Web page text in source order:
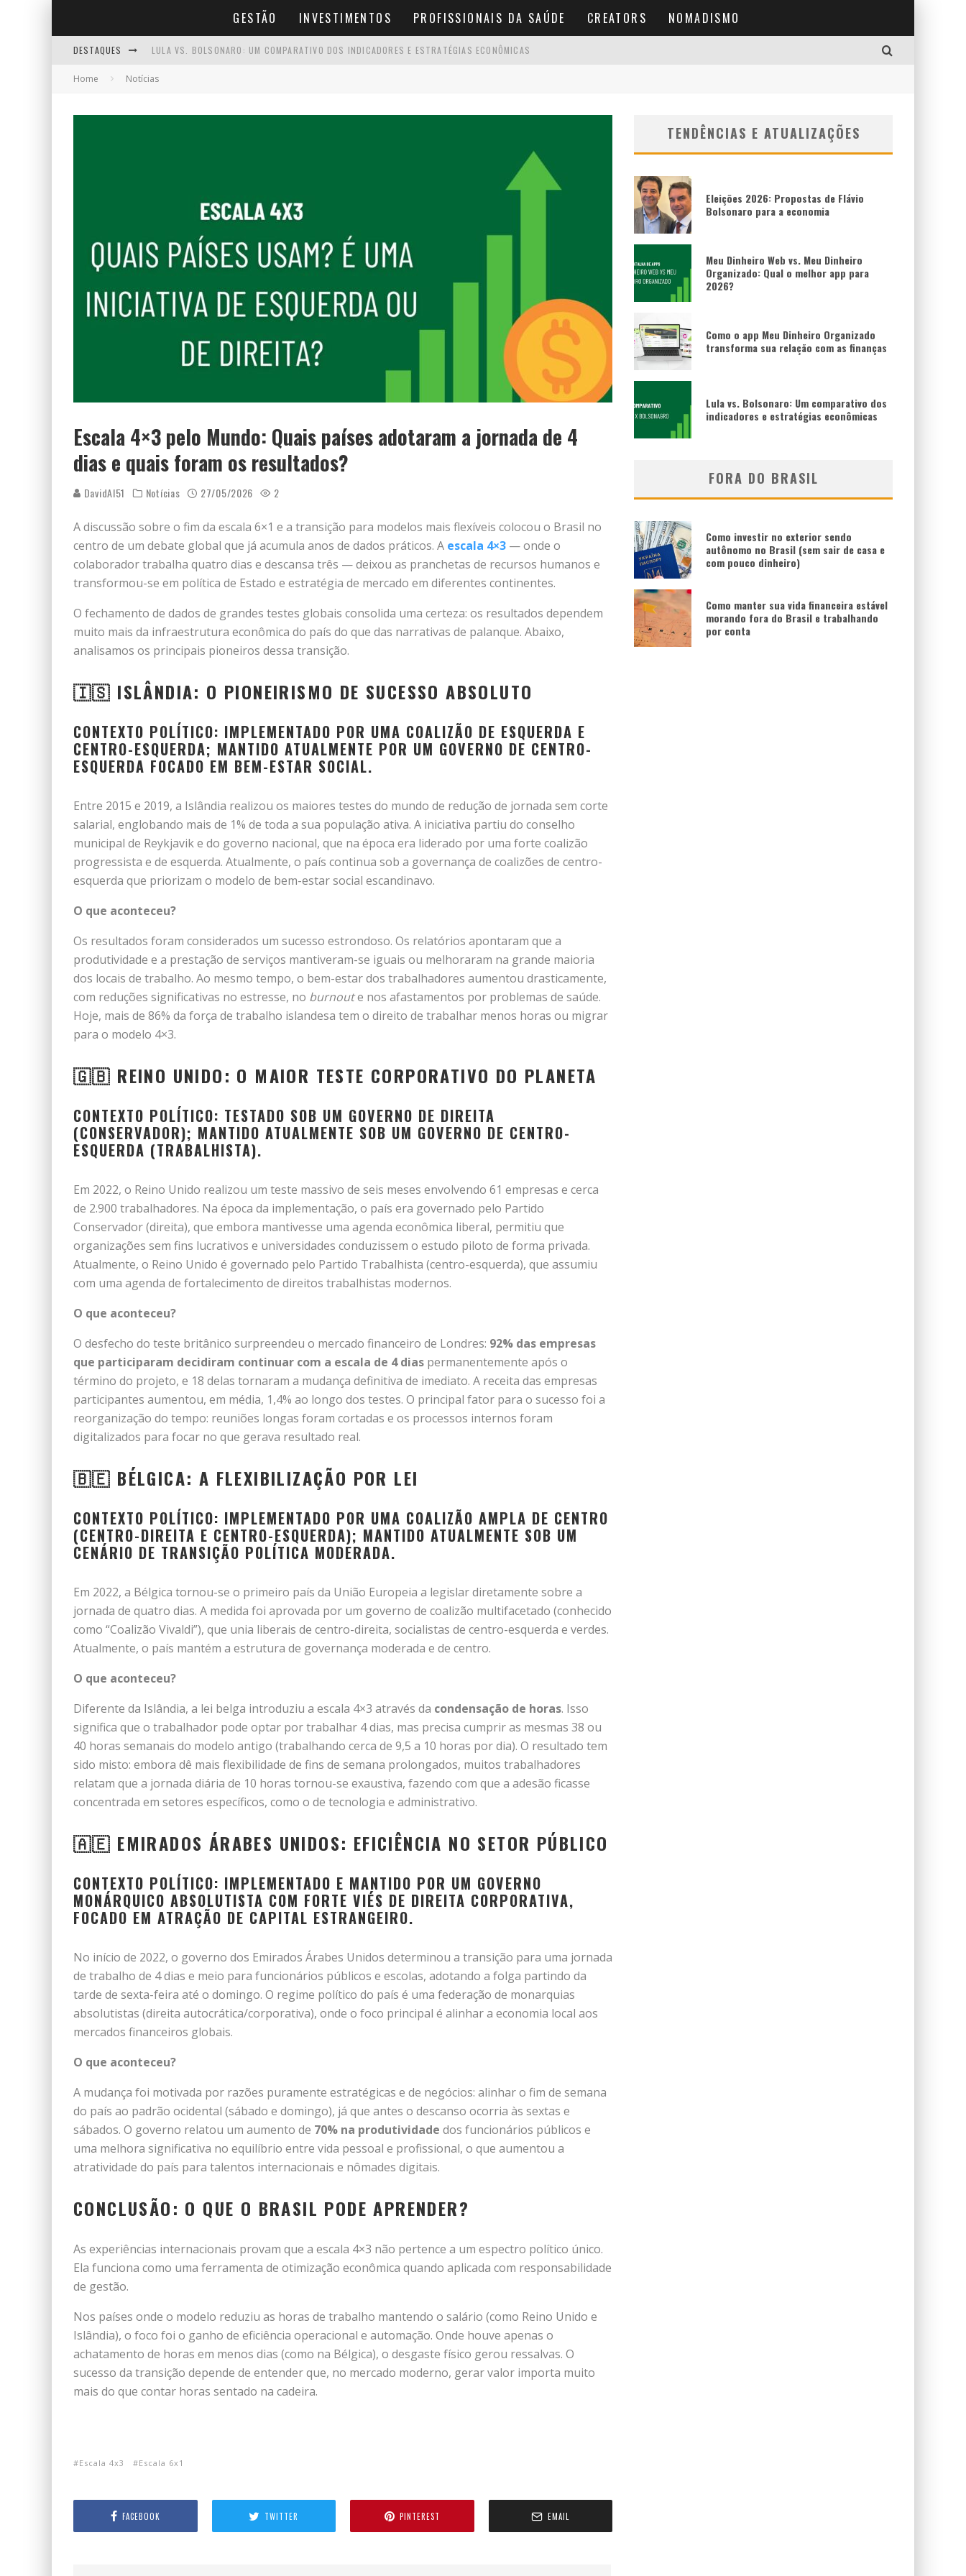
GESTÃO INVESTIMENTOS PROFISSIONAIS DA SAÚDE CREATORS NOMADISMO
DESTAQUES LULA VS. BOLSONARO: UM COMPARATIVO DOS INDICADORES E ESTRATÉGIAS ECONÔMICAS
MEI QUE FATURA MAIS DE R$ 81 MIL: O QUE ACONTECE E COMO RESOLVER SEM MULTA
Home Notícias
Escala 4×3 pelo Mundo: Quais países adotaram a jornada de 4
dias e quais foram os resultados?
DavidAI51 Notícias 27/05/2026 2
A discussão sobre o fim da escala 6×1 e a transição para modelos mais flexíveis colocou o Brasil no
centro de um debate global que já acumula anos de dados práticos. A escala 4×3 — onde o
colaborador trabalha quatro dias e descansa três — deixou as pranchetas de recursos humanos e
transformou-se em política de Estado e estratégia de mercado em diferentes continentes.
O fechamento de dados de grandes testes globais consolida uma certeza: os resultados dependem
muito mais da infraestrutura econômica do país do que das narrativas de palanque. Abaixo,
analisamos os principais pioneiros dessa transição.
🇮🇸 ISLÂNDIA: O PIONEIRISMO DE SUCESSO ABSOLUTO
CONTEXTO POLÍTICO: IMPLEMENTADO POR UMA COALIZÃO DE ESQUERDA E
CENTRO-ESQUERDA; MANTIDO ATUALMENTE POR UM GOVERNO DE CENTRO-
ESQUERDA FOCADO EM BEM-ESTAR SOCIAL.
Entre 2015 e 2019, a Islândia realizou os maiores testes do mundo de redução de jornada sem corte
salarial, englobando mais de 1% de toda a sua população ativa. A iniciativa partiu do conselho
municipal de Reykjavik e do governo nacional, que na época era liderado por uma forte coalizão
progressista e de esquerda. Atualmente, o país continua sob a governança de coalizões de centro-
esquerda que priorizam o modelo de bem-estar social escandinavo.
O que aconteceu?
Os resultados foram considerados um sucesso estrondoso. Os relatórios apontaram que a
produtividade e a prestação de serviços mantiveram-se iguais ou melhoraram na grande maioria
dos locais de trabalho. Ao mesmo tempo, o bem-estar dos trabalhadores aumentou drasticamente,
com reduções significativas no estresse, no burnoute nos afastamentos por problemas de saúde.
Hoje, mais de 86% da força de trabalho islandesa tem o direito de trabalhar menos horas ou migrar
para o modelo 4×3.
🇬🇧 REINO UNIDO: O MAIOR TESTE CORPORATIVO DO PLANETA
CONTEXTO POLÍTICO: TESTADO SOB UM GOVERNO DE DIREITA
(CONSERVADOR); MANTIDO ATUALMENTE SOB UM GOVERNO DE CENTRO-
ESQUERDA (TRABALHISTA).
Em 2022, o Reino Unido realizou um teste massivo de seis meses envolvendo 61 empresas e cerca
de 2.900 trabalhadores. Na época da implementação, o país era governado pelo Partido
Conservador (direita), que embora mantivesse uma agenda econômica liberal, permitiu que
organizações sem fins lucrativos e universidades conduzissem o estudo piloto de forma privada.
Atualmente, o Reino Unido é governado pelo Partido Trabalhista (centro-esquerda), que assumiu
com uma agenda de fortalecimento de direitos trabalhistas modernos.
O que aconteceu?
O desfecho do teste britânico surpreendeu o mercado financeiro de Londres: 92% das empresas
que participaram decidiram continuar com a escala de 4 dias permanentemente após o
término do projeto, e 18 delas tornaram a mudança definitiva de imediato. A receita das empresas
participantes aumentou, em média, 1,4% ao longo dos testes. O principal fator para o sucesso foi a
reorganização do tempo: reuniões longas foram cortadas e os processos internos foram
digitalizados para focar no que gerava resultado real.
🇧🇪 BÉLGICA: A FLEXIBILIZAÇÃO POR LEI
CONTEXTO POLÍTICO: IMPLEMENTADO POR UMA COALIZÃO AMPLA DE CENTRO
(CENTRO-DIREITA E CENTRO-ESQUERDA); MANTIDO ATUALMENTE SOB UM
CENÁRIO DE TRANSIÇÃO POLÍTICA MODERADA.
Em 2022, a Bélgica tornou-se o primeiro país da União Europeia a legislar diretamente sobre a
jornada de quatro dias. A medida foi aprovada por um governo de coalizão multifacetado (conhecido
como “Coalizão Vivaldi”), que unia liberais de centro-direita, socialistas de centro-esquerda e verdes.
Atualmente, o país mantém a estrutura de governança moderada e de centro.
O que aconteceu?
Diferente da Islândia, a lei belga introduziu a escala 4×3 através da condensação de horas. Isso
significa que o trabalhador pode optar por trabalhar 4 dias, mas precisa cumprir as mesmas 38 ou
40 horas semanais do modelo antigo (trabalhando cerca de 9,5 a 10 horas por dia). O resultado tem
sido misto: embora dê mais flexibilidade de fins de semana prolongados, muitos trabalhadores
relatam que a jornada diária de 10 horas tornou-se exaustiva, fazendo com que a adesão ficasse
concentrada em setores específicos, como o de tecnologia e administrativo.
🇦🇪 EMIRADOS ÁRABES UNIDOS: EFICIÊNCIA NO SETOR PÚBLICO
CONTEXTO POLÍTICO: IMPLEMENTADO E MANTIDO POR UM GOVERNO
MONÁRQUICO ABSOLUTISTA COM FORTE VIÉS DE DIREITA CORPORATIVA,
FOCADO EM ATRAÇÃO DE CAPITAL ESTRANGEIRO.
No início de 2022, o governo dos Emirados Árabes Unidos determinou a transição para uma jornada
de trabalho de 4 dias e meio para funcionários públicos e escolas, adotando a folga partindo da
tarde de sexta-feira até o domingo. O regime político do país é uma federação de monarquias
absolutistas (direita autocrática/corporativa), onde o foco principal é alinhar a economia local aos
mercados financeiros globais.
O que aconteceu?
A mudança foi motivada por razões puramente estratégicas e de negócios: alinhar o fim de semana
do país ao padrão ocidental (sábado e domingo), já que antes o descanso ocorria às sextas e
sábados. O governo relatou um aumento de 70% na produtividade dos funcionários públicos e
uma melhora significativa no equilíbrio entre vida pessoal e profissional, o que aumentou a
atratividade do país para talentos internacionais e nômades digitais.
CONCLUSÃO: O QUE O BRASIL PODE APRENDER?
As experiências internacionais provam que a escala 4×3 não pertence a um espectro político único.
Ela funciona como uma ferramenta de otimização econômica quando aplicada com responsabilidade
de gestão.
Nos países onde o modelo reduziu as horas de trabalho mantendo o salário (como Reino Unido e
Islândia), o foco foi o ganho de eficiência operacional e automação. Onde houve apenas o
achatamento de horas em menos dias (como na Bélgica), o desgaste físico gerou ressalvas. O
sucesso da transição depende de entender que, no mercado moderno, gerar valor importa muito
mais do que contar horas sentado na cadeira.
Escala 4x3 Escala 6x1
FACEBOOK TWITTER PINTEREST EMAIL
TENDÊNCIAS E ATUALIZAÇÕES
Eleições 2026: Propostas de Flávio
Bolsonaro para a economia
Meu Dinheiro Web vs. Meu Dinheiro
Organizado: Qual o melhor app para
2026?
Como o app Meu Dinheiro Organizado
transforma sua relação com as finanças
Lula vs. Bolsonaro: Um comparativo dos
indicadores e estratégias econômicas
FORA DO BRASIL
Como investir no exterior sendo
autônomo no Brasil (sem sair de casa e
com pouco dinheiro)
Como manter sua vida financeira estável
morando fora do Brasil e trabalhando
por conta